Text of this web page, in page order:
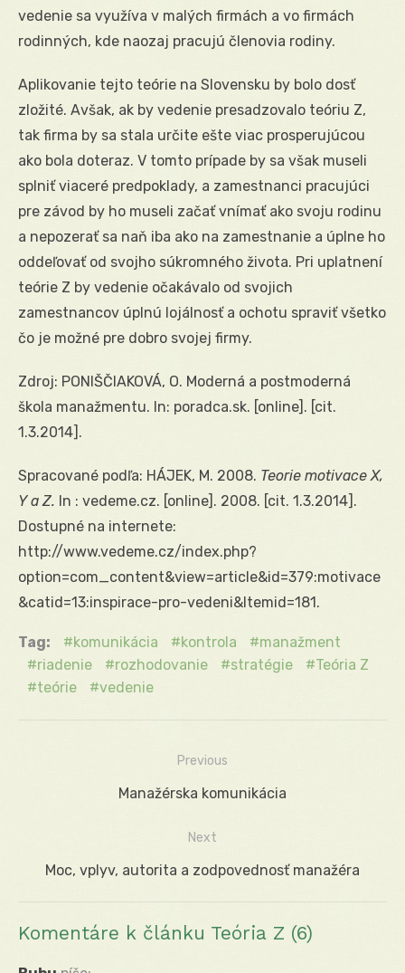
vedenie sa využíva v malých firmách a vo firmách
rodinných, kde naozaj pracujú členovia rodiny.
Aplikovanie tejto teórie na Slovensku by bolo dosť
zložité. Avšak, ak by vedenie presadzovalo teóriu Z,
tak firma by sa stala určite ešte viac prosperujúcou
ako bola doteraz. V tomto prípade by sa však museli
splniť viaceré predpoklady, a zamestnanci pracujúci
pre závod by ho museli začať vnímať ako svoju rodinu
a nepozerať sa naň iba ako na zamestnanie a úplne ho
oddeľovať od svojho súkromného života. Pri uplatnení
teórie Z by vedenie očakávalo od svojich
zamestnancov úplnú lojálnosť a ochotu spraviť všetko
čo je možné pre dobro svojej firmy.
Zdroj: PONIŠČIAKOVÁ, O. Moderná a postmoderná
škola manažmentu. In: poradca.sk. [online]. [cit.
1.3.2014].
Spracované podľa: HÁJEK, M. 2008. Teorie motivace X,
Y a Z. In : vedeme.cz. [online]. 2008. [cit. 1.3.2014].
Dostupné na internete:
http://www.vedeme.cz/index.php?
option=com_content&view=article&id=379:motivace
&catid=13:inspirace-pro-vedeni&Itemid=181.
Tag: komunikácia kontrola
manažment
riadenie
rozhodovanie stratégie
Teória Z
teórie
vedenie
Navigácia
Previous
Previous
Manažérska komunikácia
Next
Next
Moc, vplyv, autorita a zodpovednosť manažéra
Komentáre k článku Teória Z (6)